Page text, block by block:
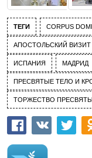
ТЕГИ CORPUS
АПОСТОЛЬСКИЙ ВИЗИТ
ИСПАНИЯ МАДРИД
ПРЕСВЯТЫЕ ТЕЛО И
ТОРЖЕСТВО